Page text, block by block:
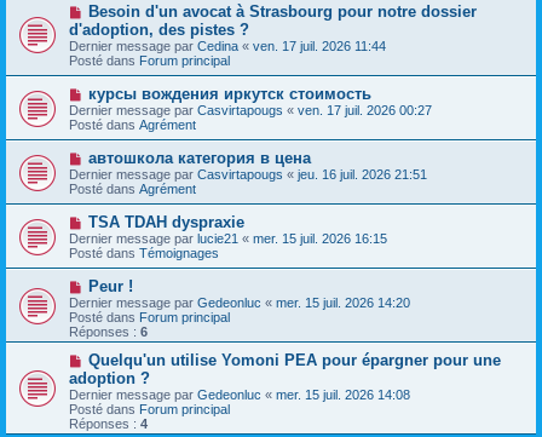
s
a
g
e
m
e
s
g
e
N
u
v
e
a
u
m
e
s
s
a
g
e
Besoin d'un avocat à Strasbourg pour notre dossier
d'adoption, des pistes ?
Dernier message par Cedina « ven. 17 juil. 2026 11:44
Posté dans Forum principal
N
o
u
v
a
u
m
e
s
s
a
g
e
курсы вождения иркутск стоимость
Dernier message par Casvirtapougs « ven. 17 juil. 2026 00:27
Posté dans Agrément
N
o
u
v
e
u
m
e
s
a
g
e
автошкола категория в цена
Dernier message par Casvirtapougs « jeu. 16 juil. 2026 21:51
Posté dans Agrément
N
o
u
v
e
a
u
m
e
s
a
g
e
TSA TDAH dyspraxie
Dernier message par lucie21 « mer. 15 juil. 2026 16:15
Posté dans Témoignages
N
o
u
v
e
a
u
m
e
s
s
Peur !
Dernier message par Gedeonluc « mer. 15 juil. 2026 14:20
Posté dans Forum principal
Réponses : 6
N
o
u
v
e
a
Quelqu'un utilise Yomoni PEA pour épargner pour une
adoption ?
Dernier message par Gedeonluc « mer. 15 juil. 2026 14:08
Posté dans Forum principal
Réponses : 4